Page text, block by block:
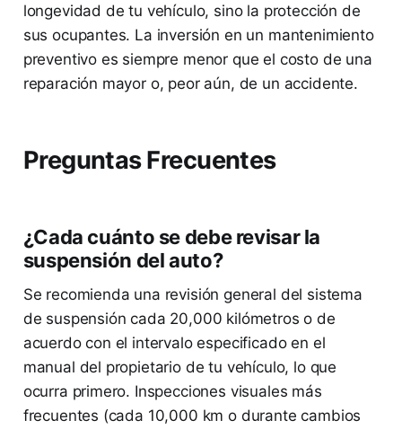
longevidad de tu vehículo, sino la protección de
sus ocupantes. La inversión en un mantenimiento
preventivo es siempre menor que el costo de una
reparación mayor o, peor aún, de un accidente.
Preguntas Frecuentes
¿Cada cuánto se debe revisar la
suspensión del auto?
Se recomienda una revisión general del sistema
de suspensión cada 20,000 kilómetros o de
acuerdo con el intervalo especificado en el
manual del propietario de tu vehículo, lo que
ocurra primero. Inspecciones visuales más
frecuentes (cada 10,000 km o durante cambios